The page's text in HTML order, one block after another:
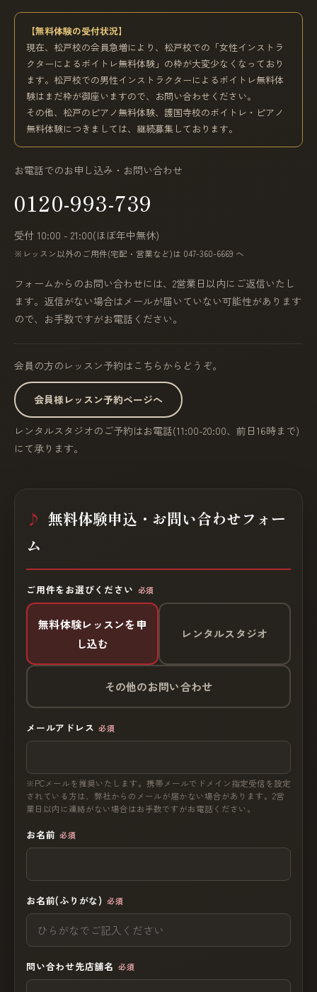
【無料体験の受付状況】
現在、松戸校の会員急増により、松戸校での「女性インストラ
クターによるボイトレ無料体験」の枠が大変少なくなっており
ます。松戸校での男性インストラクターによるボイトレ無料体
験はまだ枠が御座いますので、お問い合わせください。
その他、松戸のピアノ無料体験、護国寺校のボイトレ・ピアノ
無料体験につきましては、継続募集しております。
お電話でのお申し込み・お問い合わせ
0120-993-739
受付 10:00 - 21:00(ほぼ年中無休)
※レッスン以外のご用件(宅配・営業など)は 047-360-6669 へ
フォームからのお問い合わせには、2営業日以内にご返信いたし
ます。返信がない場合はメールが届いていない可能性があります
ので、お手数ですがお電話ください。
会員の方のレッスン予約はこちらからどうぞ。
会員様レッスン予約ページへ
レンタルスタジオのご予約はお電話(11:00-20:00、前日16時まで)
にて承ります。
無料体験申込・お問い合わせフォー
ム
ご用件をお選びください 必須
無料体験レッスンを申
し込む
レンタルスタジオ
その他のお問い合わせ
メールアドレス 必須
※PCメールを推奨いたします。携帯メールでドメイン指定受信を設定
されている方は、弊社からのメールが届かない場合があります。2営
業日以内に連絡がない場合はお手数ですがお電話ください。
お名前 必須
お名前(ふりがな) 必須
問い合わせ先店舗名 必須